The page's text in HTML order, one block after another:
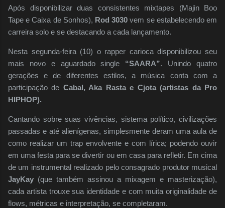
Após disponibilizar duas consistentes mixtapes (Majin Boo
Tape e Caixa de Sonhos), Rod 3030 vem se estabelecendo em
carreira solo e se destacando a cada lançamento.
Nesta segunda-feira (10) o rapper carioca disponibilizou seu
mais novo e aguardado single “SAARA”. Unindo quatro
gerações e de diferentes estilos, a música conta com a
participação de Cabal, Aka Rasta e Cjota (artistas da Pro
HIPHOP).
Cantando sobre suas vivências, sistema político, civilizações
passadas e até alienígenas, simplesmente deram uma aula de
como realizar um trap envolvente e com lírica; podendo ouvir
em uma festa para se divertir ou em casa para refletir. Em cima
de um instrumental realizado pelo consagrado produtor musical
JayKay (que também assinou a mixagem e masterização),
cada artista trouxe sua identidade e com muita originalidade de
flows, métricas e interpretação, se completaram.